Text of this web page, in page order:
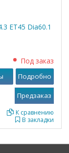
ET45 Dia60.1
Под заказ
В закладки
К сравнению
Подробно